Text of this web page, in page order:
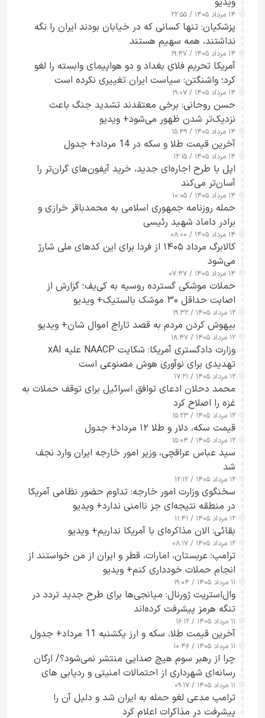
۱۴ مرداد ۱۴۰۵ / ۲۲:۵۵
پزشکیان: تنها کسانی که در خیابان بودند ایران را نگه
نداشتند، همه سهیم هستند
۱۴ مرداد ۱۴۰۵ / ۱۹:۴۷
آمریکا تحریم فلای بغداد و دو هواپیمای وابسته را لغو
کرد؛ واشنگتن: سیاست ایران تغییری نکرده است
۱۴ مرداد ۱۴۰۵ / ۱۹:۰۷
حسن روحانی: برخی معتقدند تشدید جنگ باعث
نزدیک‌تر شدن ظهور می‌شود+ ویدیو
۱۴ مرداد ۱۴۰۵ / ۱۵:۴۹
آخرین قیمت طلا و سکه در 14 مرداد+ جدول
۱۴ مرداد ۱۴۰۵ / ۱۲:۱۵
اپل با طرح اجاره‌ای جدید، خرید آیفون‌های گران‌تر را
آسان‌تر می‌کند
۱۴ مرداد ۱۴۰۵ / ۱۰:۰۵
حمله روزنامه جمهوری اسلامی به محمدباقر خرازی و
برادر داماد شهید رئیسی
۱۴ مرداد ۱۴۰۵ / ۰۸:۰۰
کالابرگ مرداد ۱۴۰۵ از فردا برای این کدهای ملی شارژ
می‌شود
۱۴ مرداد ۱۴۰۵ / ۰۷:۴۷
حملات موشکی گسترده روسیه به کی‌یف؛ گزارش از
اصابت حداقل ۳۰ موشک بالستیک+ ویدیو
۱۲ مرداد ۱۴۰۵ / ۱۹:۳۲
بیهوش کردن مردم به قصد تاراج اموال شان+ ویدیو
۱۲ مرداد ۱۴۰۵ / ۱۸:۴۷
وزارت دادگستری آمریکا: شکایت NAACP علیه xAI
تهدیدی برای نوآوری هوش مصنوعی است
۱۲ مرداد ۱۴۰۵ / ۱۷:۲۱
محمد دحلان ادعای توافق اسرائیل برای توقف حملات به
غزه را اصلاح کرد
۱۲ مرداد ۱۴۰۵ / ۱۵:۲۳
قیمت سکه، دلار و طلا ۱۲ مرداد+ جدول
۱۲ مرداد ۱۴۰۵ / ۱۵:۰۴
سید عباس عراقچی، وزیر امور خارجه ایران وارد نجف
شد
۱۲ مرداد ۱۴۰۵ / ۱۲:۱۲
سخنگوی وزارت امور خارجه: تداوم حضور نظامی آمریکا
در منطقه نتیجه‌ای جز ناامنی ندارد+ ویدیو
۱۲ مرداد ۱۴۰۵ / ۱۱:۴۱
بقائی: الان مذاکره‌ای با آمریکا نداریم+ ویدیو
۱۲ مرداد ۱۴۰۵ / ۰۸:۱۷
ترامپ: عربستان، امارات، قطر و ایران از من خواستند از
انجام حملات خودداری کنم+ ویدیو
۱۱ مرداد ۱۴۰۵ / ۱۹:۰۴
وال‌استریت ژورنال: میانجی‌ها برای طرح جدید تردد در
تنگه هرمز پیشرفت کرده‌اند
۱۱ مرداد ۱۴۰۵ / ۱۶:۱۲
آخرین قیمت طلا، سکه و ارز یکشنبه 11 مرداد+ جدول
۱۱ مرداد ۱۴۰۵ / ۱۰:۴۶
چرا از رهبر سوم هیچ صدایی منتشر نمی‌شود؟/ ارگان
رسانه‌ای شهرداری از احتمالات امنیتی و ردیابی های
جاسوسی گفت
۱۱ مرداد ۱۴۰۵ / ۰۹:۱۷
ترامپ مدعی لغو حمله به ایران شد و دلیل آن را
پیشرفت در مذاکرات اعلام کرد